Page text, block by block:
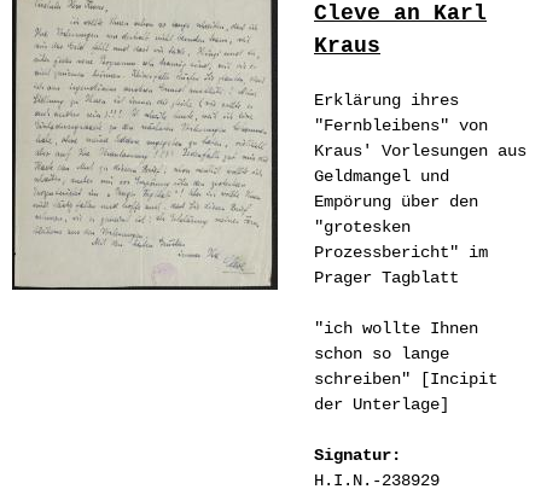
Cleve an Karl
Kraus
Erklärung ihres
"Fernbleibens" von
Kraus' Vorlesungen aus
Geldmangel und
Empörung über den
"grotesken
Prozessbericht" im
Prager Tagblatt
"ich wollte Ihnen
schon so lange
schreiben" [Incipit
der Unterlage]
Signatur:
H.I.N.-238929